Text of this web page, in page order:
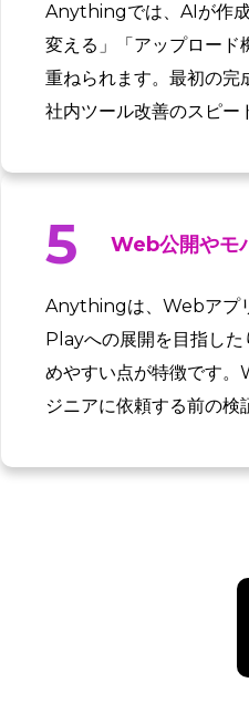
Anythingでは、AIが作成
変える」「アップロード
重ねられます。最初の完
社内ツール改善のスピー
5 Web公開やモ
Anythingは、Webアプ
Playへの展開を目指した
めやすい点が特徴です
ジニアに依頼する前の検